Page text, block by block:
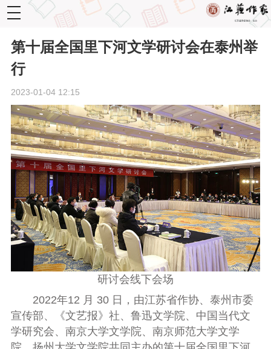
toggle
navigation
第十届全国里下河文学研讨会在泰州举
行
2023-01-04 12:15
研讨会线下会场
2022年12 月 30 日，由江苏省作协、泰州市委
宣传部、《文艺报》社、鲁迅文学院、中国当代文
学研究会、南京大学文学院、南京师范大学文学